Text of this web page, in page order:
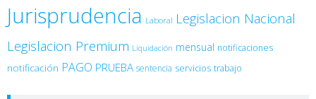
Jurisprudencia Laboral Legislacion Nacional
Legislacion Premium Liquidación mensual notificaciones
notificación PAGO PRUEBA sentencia servicios trabajo